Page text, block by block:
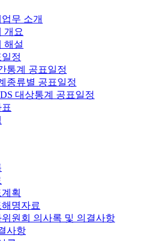
무 소개
개요
해설
정
통계 공표일정
종류별 공표일정
대상통계 공표일정
획
명자료
원회 의사록 및 의결사항
사항